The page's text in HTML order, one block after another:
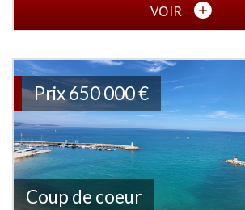
VOIR
Coup de coeur
Prix650 000€